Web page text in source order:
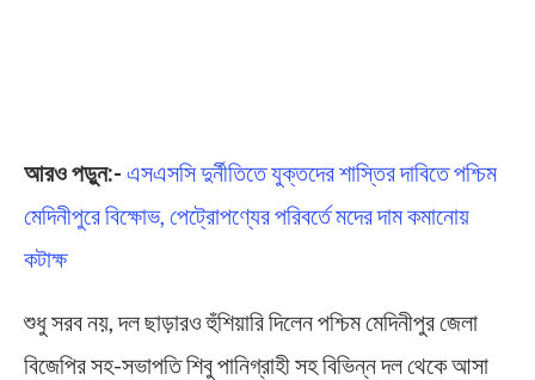
আরও পড়ুন:- এসএসসি দুর্নীতিতে যুক্তদের শাস্তির দাবিতে পশ্চিম
মেদিনীপুরে বিক্ষোভ, পেট্রোপণ্যের পরিবর্তে মদের দাম কমানোয়
কটাক্ষ
শুধু সরব নয়, দল ছাড়ারও হুঁশিয়ারি দিলেন পশ্চিম মেদিনীপুর জেলা
বিজেপির সহ-সভাপতি শিবু পানিগ্রাহী সহ বিভিন্ন দল থেকে আসা